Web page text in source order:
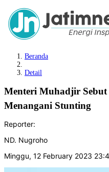
Beranda
Detail
Menteri Muhadjir Sebut
Menangani Stunting
Reporter:
ND. Nugroho
Minggu, 12 February 2023